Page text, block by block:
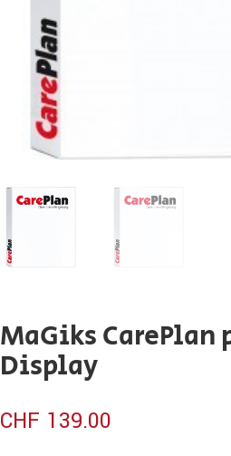
MaGiks CarePlan
Display
CHF 139.00